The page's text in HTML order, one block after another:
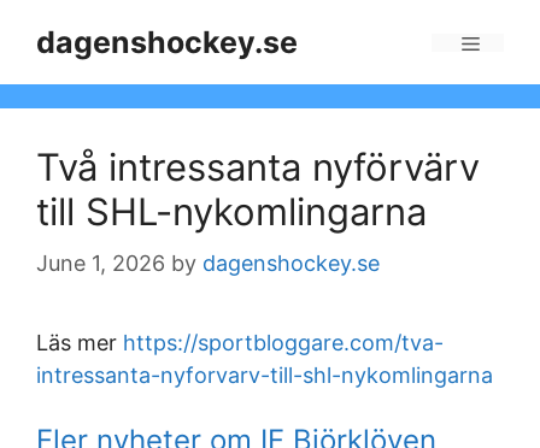
dagenshockey.se
Två intressanta nyförvärv
till SHL-nykomlingarna
June 1, 2026 by dagenshockey.se
Läs mer https://sportbloggare.com/tva-
intressanta-nyforvarv-till-shl-nykomlingarna
Fler nyheter om IF Björklöven